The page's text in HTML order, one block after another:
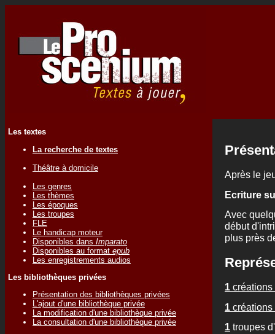
Les textes
La recherche de textes
Théâtre à domicile
Les genres
Les thèmes
Les époques
Les troupes
FLE
Le handicap moteur
Disponibles dans Imparato
Disponibles au format epub
Les enregistrements audios
Les bibliothèques privées
Présentation des bibliothèques privées
L'ajout d'une bibliothèque privée
La modification d'une bibliothèque privée
La consultation d'une bibliothèque privée
Après le
Ecriture
Avec
début
plus près
1 créations
1 créations
1 troupes